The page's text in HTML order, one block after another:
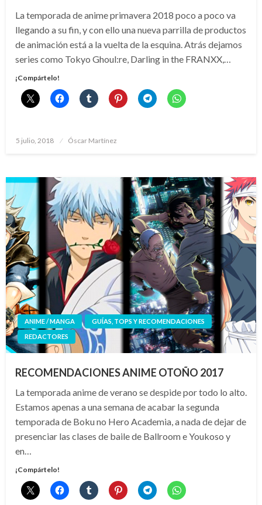
La temporada de anime primavera 2018 poco a poco va
llegando a su fin, y con ello una nueva parrilla de productos
de animación está a la vuelta de la esquina. Atrás dejamos
series como Tokyo Ghoul:re, Darling in the FRANXX,…
¡Compártelo!
Publicado
5 julio, 2018 Óscar Martínez
ANIME / MANGA
GUÍAS, TOPS Y RECOMENDACIONES
REDACTORES
RECOMENDACIONES ANIME OTOÑO 2017
La temporada anime de verano se despide por todo lo alto.
Estamos apenas a una semana de acabar la segunda
temporada de Boku no Hero Academia, a nada de dejar de
presenciar las clases de baile de Ballroom e Youkoso y
en…
¡Compártelo!